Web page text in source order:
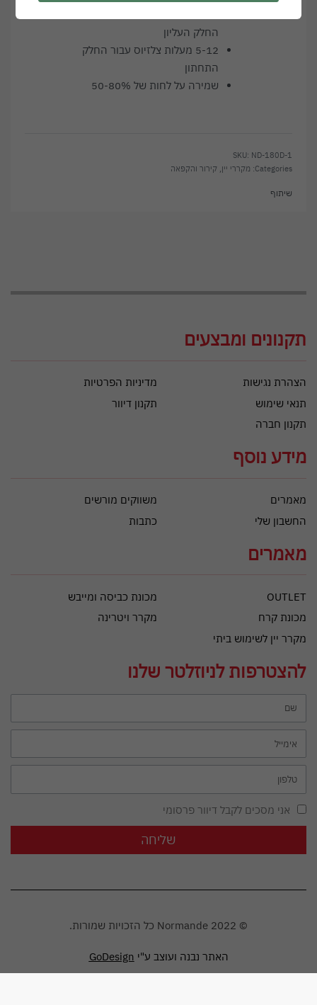
החלק העליון
5-12 מעלות צלזיוס עבור החלק
התחתון
שמירה על לחות של 50-80%
ND-180D-1
Categories: מקררי יין, קירור והקפאה
שיתוף
תקנונים ומבצעים
הצהרת נגישות
מדיניות הפרטיות
תנאי שימוש
תקנון דיוור
תקנון חברה
מידע נוסף
מאמרים
משווקים מורשים
החשבון שלי
כתבות
מאמרים
OUTLET
מכונת כביסה ומייבש
מכונת קרח
מקרר ויטרינה
מקרר יין לשימוש ביתי
להצטרפות לניוזלטר שלנו
אני מסכים לקבל דיוור פרסומי
שליחה
© Normande 2022 כל הזכויות שמורות.
האתר נבנה ועוצב ע"י GoDesign